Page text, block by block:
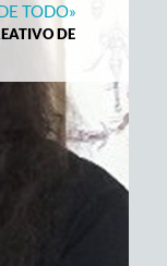
TODO»
DE